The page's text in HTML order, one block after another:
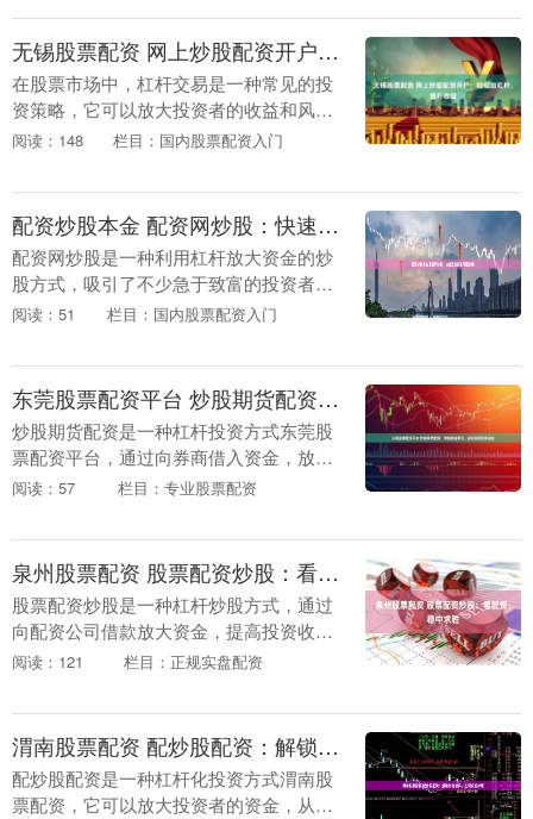
杠杆效应可以放大....
无锡股票配资 网上炒股配资开户：轻松加杠杆，提升收益
在股票市场中，杠杆交易是一种常见的投
资策略，它可以放大投资者的收益和风
险。网上炒股配资开户就是一种杠杆交易
大的资金进行股票交....
阅读：148 栏目：国内股票配资入门
配资炒股本金 配资网炒股：快速致富还是风险陷阱？
配资网炒股是一种利用杠杆放大资金的炒
股方式，吸引了不少急于致富的投资者。
然而配资炒股本金，配资网炒股也暗藏着
析工具，使投资....
阅读：51 栏目：国内股票配资入门
东莞股票配资平台 炒股期货配资：助你财富腾飞，轻松实现财务自由
炒股期货配资是一种杠杆投资方式东莞股
票配资平台，通过向券商借入资金，放大
投资资金，从而提升收益率。对于资金有
累财富的捷径。 ....
阅读：57 栏目：专业股票配资
泉州股票配资 股票配资炒股：看配资，稳中求胜
股票配资炒股是一种杠杆炒股方式，通过
向配资公司借款放大资金，提高投资收益
率。然而，配资炒股也存在一定风险，因
金门槛：*....
阅读：121 栏目：正规实盘配资
渭南股票配资 配炒股配资：解锁财富密码，实现投资梦想
配炒股配资是一种杠杆化投资方式渭南股
票配资，它可以放大投资者的资金，从而